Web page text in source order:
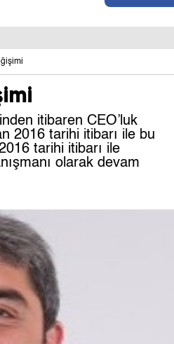
itibaren CEO’luk
2016 tarihi itibarı ile bu
tarihi itibarı ile
olarak devam